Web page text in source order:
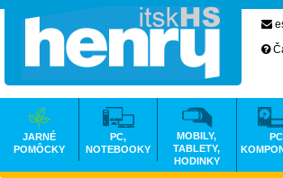
JARNÉ
POMÔCKY
PC,
NOTEBOOKY
MOBILY,
TABLETY,
HODINKY
PC